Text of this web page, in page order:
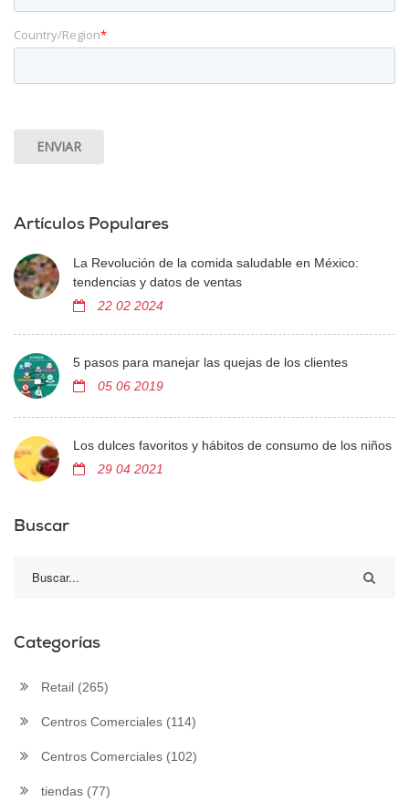
Country/Region*
Artículos Populares
La Revolución de la comida saludable en México:
tendencias y datos de ventas
22 02 2024
5 pasos para manejar las quejas de los clientes
05 06 2019
Los dulces favoritos y hábitos de consumo de los niños
29 04 2021
Buscar
Categorías
Retail (265)
Centros Comerciales (114)
Centros Comerciales (102)
tiendas (77)